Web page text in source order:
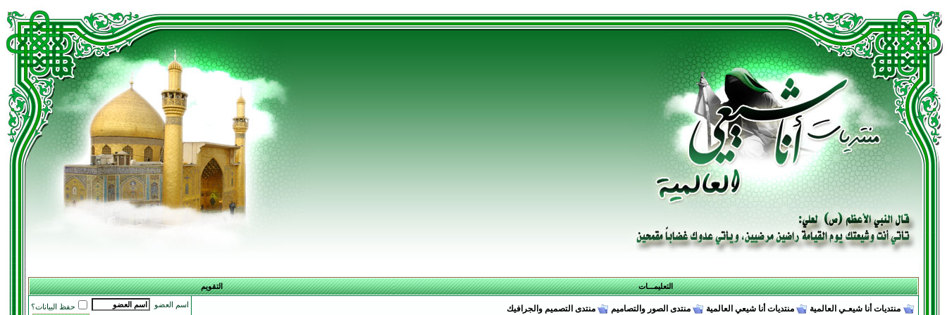
التعليمـــات التقويم
منتديات أنا شيعـي العالمية منتديات أنا شيعي العالمية منتدى الصور والتصاميم منتدى التصميم والجرافيك اسم العضو حفظ البيانات؟